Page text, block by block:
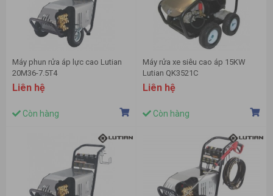
Máy phun rửa áp lực cao Lutian
20M36-7.5T4
Liên hệ
Còn hàng
Máy rửa xe siêu cao áp 15KW
Lutian QK3521C
Liên hệ
Còn hàng